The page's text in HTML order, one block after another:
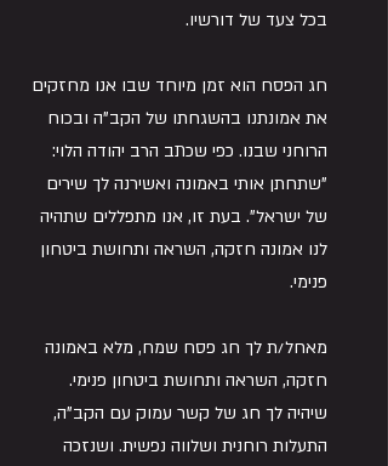
בכל צעד של דורשיו.
חג הפסח הוא זמן מיוחד שבו אנו מחזקים
את אמונתנו בהשגחתו של הקב"ה ובכוח
הרוחני שבנו. כפי שכתב הרב יהודה הלוי:
"שתחתן אותי באמונה ואשירנה לך שירים
של ישראל". בעת זו, אנו מתפללים שתהיה
לנו אמונה חזקה, השראה ותחושת ביטחון
פנימי.
מאחל/ת לך חג פסח שמח, מלא באמונה
חזקה, השראה ותחושת ביטחון פנימי.
שיהיה לך חג של קשר עמוק עם הקב"ה,
התעלות רוחנית ושלווה נפשית. ושנזכה